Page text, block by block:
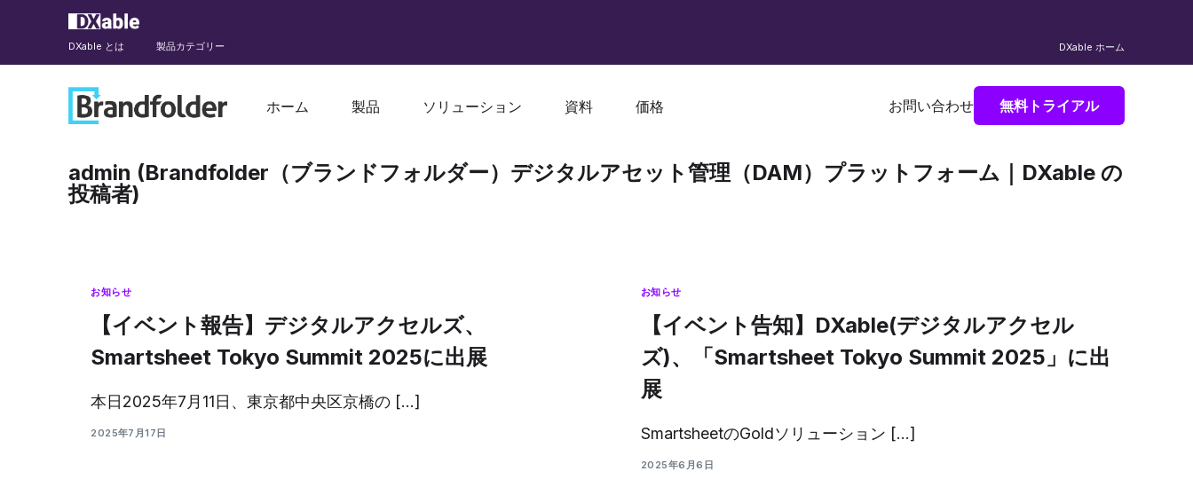
DXable とは 製品カテゴリー DXable ホーム
ホーム 製品 ソリューション 資料 価格 お問い合わせ 無料トライアル
admin (Brandfolder（ブランドフォルダー）デジタルアセット管理（DAM）プラットフォーム｜DXable の
投稿者)
お知らせ
【イベント報告】デジタルアクセルズ、
Smartsheet Tokyo Summit 2025に出展
本日2025年7月11日、東京都中央区京橋の […]
2025年7月17日
お知らせ
【イベント告知】DXable(デジタルアクセル
ズ)、「Smartsheet Tokyo Summit 2025」に出
展
SmartsheetのGoldソリューション […]
2025年6月6日